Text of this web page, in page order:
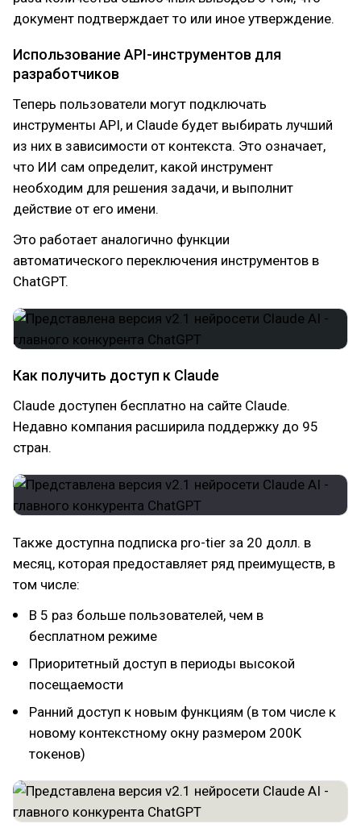
документ подтверждает то или иное утверждение.
Использование API-инструментов для
разработчиков
Теперь пользователи могут подключать
инструменты API, и Claude будет выбирать лучший
из них в зависимости от контекста. Это означает,
что ИИ сам определит, какой инструмент
необходим для решения задачи, и выполнит
действие от его имени.
Это работает аналогично функции
автоматического переключения инструментов в
ChatGPT.
Как получить доступ к Claude
Claude доступен бесплатно на сайте Claude.
Недавно компания расширила поддержку до 95
стран.
Также доступна подписка pro-tier за 20 долл. в
месяц, которая предоставляет ряд преимуществ, в
том числе:
В 5 раз больше пользователей, чем в
бесплатном режиме
Приоритетный доступ в периоды высокой
посещаемости
Ранний доступ к новым функциям (в том числе к
новому контекстному окну размером 200K
токенов)